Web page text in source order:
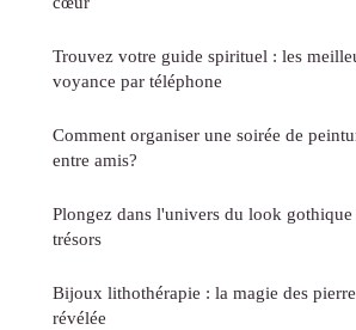
Trouvez votre guide spirituel : les
voyance par téléphone
Comment organiser une soirée de
entre amis?
Plongez dans l'univers du look gothique
trésors
Bijoux lithothérapie : la magie des
révélée